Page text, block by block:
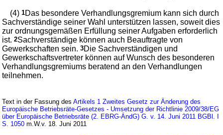
(4)1Das besondere Verhandlungsgremium kann sich durch
Sachverständige seiner Wahl unterstützen lassen, soweit dies
zur ordnungsgemäßen Erfüllung seiner Aufgaben erforderlich
ist.2Sachverständige können auch Beauftragte von
Gewerkschaften sein.3Die Sachverständigen und
Gewerkschaftsvertreter können auf Wunsch des besonderen
Verhandlungsgremiums beratend an den Verhandlungen
teilnehmen.
Text in der Fassung desArtikels 1 Zweites Gesetz zur Änderung des
Europäische Betriebsräte-Gesetzes - Umsetzung der Richtlinie 2009/38/EG
über Europäische Betriebsräte (2. EBRG-ÄndG) G. v. 14. Juni 2011 BGBl. I
S. 1050 m.W.v. 18. Juni 2011